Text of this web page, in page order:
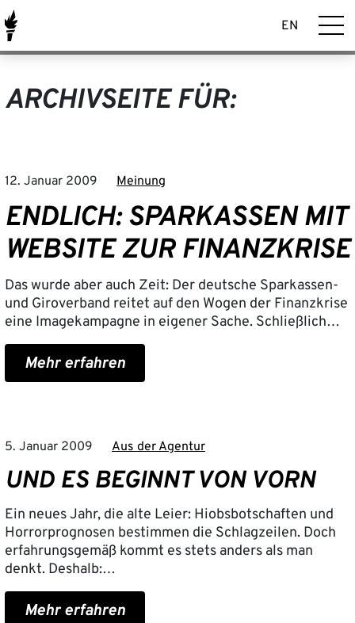
EN
ARCHIVSEITE FÜR:
12. Januar 2009 Meinung
ENDLICH: SPARKASSEN MIT
WEBSITE ZUR FINANZKRISE
Das wurde aber auch Zeit: Der deutsche Sparkassen-
und Giroverband reitet auf den Wogen der Finanzkrise
eine Imagekampagne in eigener Sache. Schließlich…
Mehr erfahren
5. Januar 2009 Aus der Agentur
UND ES BEGINNT VON VORN
Ein neues Jahr, die alte Leier: Hiobsbotschaften und
Horrorprognosen bestimmen die Schlagzeilen. Doch
erfahrungsgemäß kommt es stets anders als man
denkt. Deshalb:…
Mehr erfahren